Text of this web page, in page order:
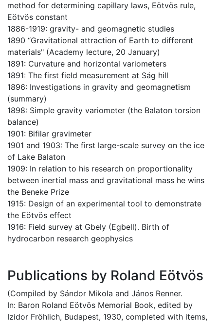
method for determining capillary laws, Eötvös rule,
Eötvös constant
1886-1919: gravity- and geomagnetic studies
1890 “Gravitational attraction of Earth to different
materials" (Academy lecture, 20 January)
1891: Curvature and horizontal variometers
1891: The first field measurement at Ság hill
1896: Investigations in gravity and geomagnetism
(summary)
1898: Simple gravity variometer (the Balaton torsion
balance)
1901: Bifilar gravimeter
1901 and 1903: The first large-scale survey on the ice
of Lake Balaton
1909: In relation to his research on proportionality
between inertial mass and gravitational mass he wins
the Beneke Prize
1915: Design of an experimental tool to demonstrate
the Eötvös effect
1916: Field survey at Gbely (Egbell). Birth of
hydrocarbon research geophysics
Publications by Roland Eötvös
(Compiled by Sándor Mikola and János Renner.
In: Baron Roland Eötvös Memorial Book, edited by
Izidor Fröhlich, Budapest, 1930, completed with items,